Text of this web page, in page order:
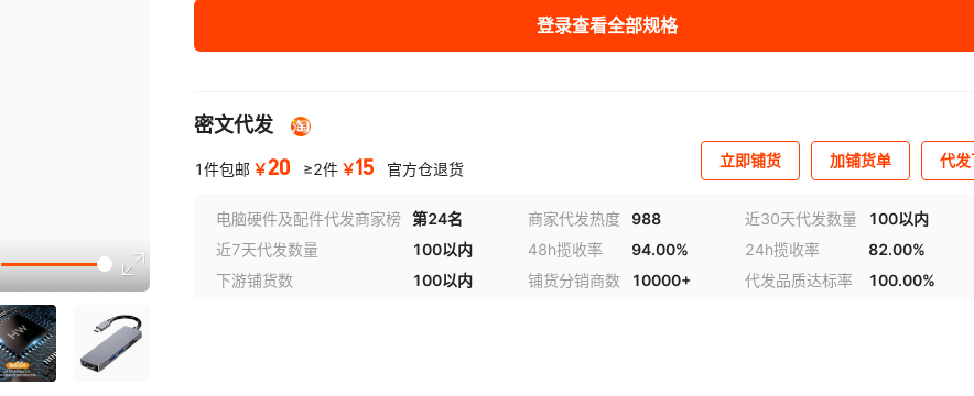
讲解视频
五合一 HDMI4k+USB3.0+USB2.0*2+PD100W
六合一 HDMI4k+USB3.0+USB2.0+PD100W+SD/TF 库存 PCS
七合一 HDMI4k+USB3.0+USB2.0+PD100W+Typec+SD/TF 库存995
登录查看全部规格
密文代发
1件包邮 ￥20 ≥2件 ￥15 官方仓退货 立即铺货 加铺货单 代
电脑硬件及配件代发商家榜 第24名 商家代发热度 988 近30天代发数量
100以内
近7天代发数量
100以内 48h揽收率 94.00% 24h揽收率
82.00%
下游铺货数
100以内 铺货分销商数 10000+ 代发品质达标率 100.00%